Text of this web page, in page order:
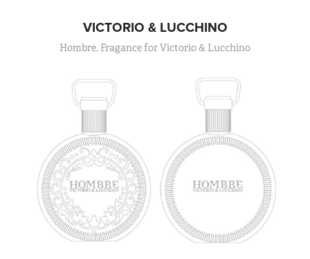
VICTORIO & LUCCHINO
Hombre. Fragance for Victorio & Lucchino